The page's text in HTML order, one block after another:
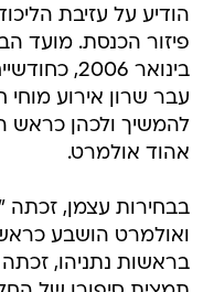
הודיע על עזיבת
בינואר
עבר שרון אירוע מוחי
להמשיך ולכהן
אהוד אולמרט.
ואולמרט הושבע